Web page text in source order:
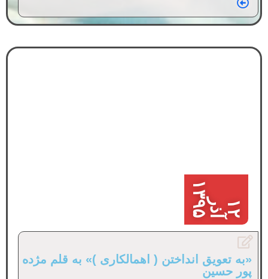
۱
۲
آ
ذر۱ ۳
۹ ۵
«به تعویق انداختن ( اهمالکاری )» به قلم مژده
پور حسین